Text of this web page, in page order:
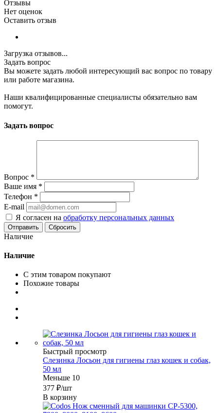
Отзывы
Нет оценок
Оставить отзыв
Загрузка отзывов...
Задать вопрос
Вы можете задать любой интересующий вас вопрос по товару
или работе магазина.
Наши квалифицированные специалисты обязательно вам
помогут.
Задать вопрос
Вопрос *
Ваше имя *
Телефон *
E-mail
Я согласен на обработку персональных данных
Сбросить
Наличие
Наличие
С этим товаром покупают
Похожие товары
Быстрый просмотр
Слезинка Лосьон для гигиены глаз кошек и собак,
50 мл
Меньше 10
377 ₽/шт
В корзину